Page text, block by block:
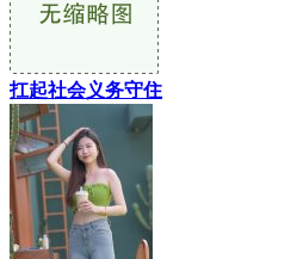
扛起社会义务守住